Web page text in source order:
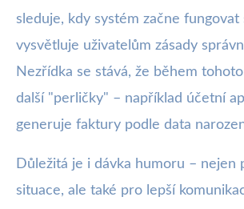
sleduje, kdy systém začne fungovat
vysvětluje uživatelům zásady
Nezřídka se stává, že během
další "perličky" – například účetní
generuje faktury podle data
Důležitá je i dávka humoru – nejen
situace, ale také pro lepší